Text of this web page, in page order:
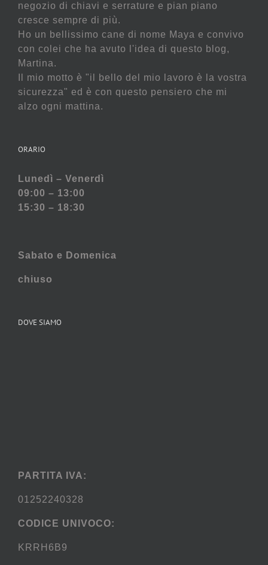
negozio di chiavi e serrature e pian piano
cresce sempre di più.
Ho un bellissimo cane di nome Maya e convivo
con colei che ha avuto l'idea di questo blog,
Martina.
Il mio motto è "il bello del mio lavoro è la vostra
sicurezza" ed è con questo pensiero che mi
alzo ogni mattina.
ORARIO
Lunedì – Venerdì
09:00 – 13:00
15:30 – 18:30
Sabato e Domenica
chiuso
DOVE SIAMO
PARTITA IVA:
01252240328
CODICE UNIVOCO:
KRRH6B9